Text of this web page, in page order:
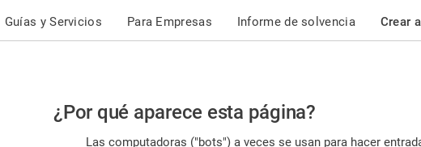
Guías y Servicios Para Empresas Informe de solvencia Crear
Por
favor,
¿Por qué aparece esta página?
Las computadoras ("bots") a veces se usan para hacer